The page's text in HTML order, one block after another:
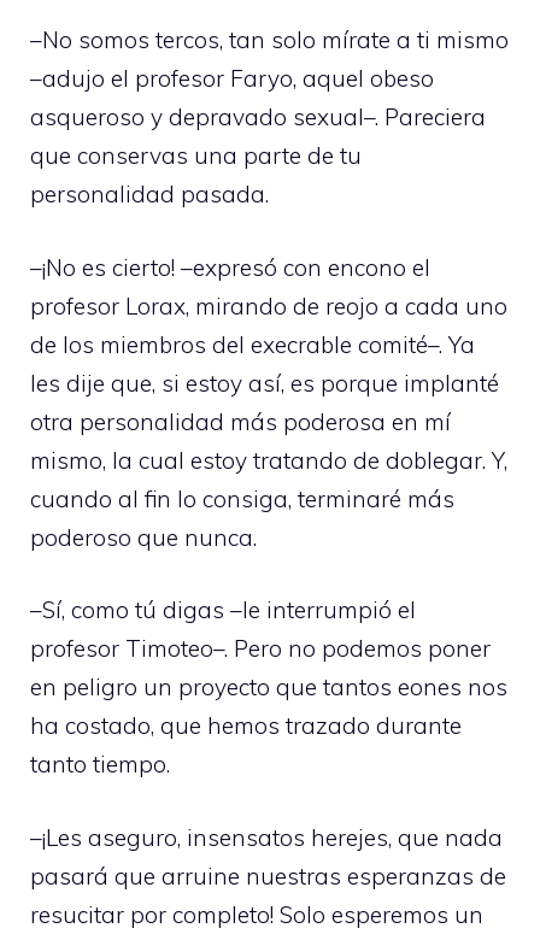
–No somos tercos, tan solo mírate a ti mismo
–adujo el profesor Faryo, aquel obeso
asqueroso y depravado sexual–. Pareciera
que conservas una parte de tu
personalidad pasada.
–¡No es cierto! –expresó con encono el
profesor Lorax, mirando de reojo a cada uno
de los miembros del execrable comité–. Ya
les dije que, si estoy así, es porque implanté
otra personalidad más poderosa en mí
mismo, la cual estoy tratando de doblegar. Y,
cuando al fin lo consiga, terminaré más
poderoso que nunca.
–Sí, como tú digas –le interrumpió el
profesor Timoteo–. Pero no podemos poner
en peligro un proyecto que tantos eones nos
ha costado, que hemos trazado durante
tanto tiempo.
–¡Les aseguro, insensatos herejes, que nada
pasará que arruine nuestras esperanzas de
resucitar por completo! Solo esperemos un